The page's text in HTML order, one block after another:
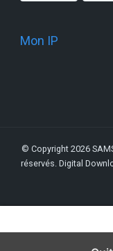
Mon IP
© Copyright 2026
réservés. Digital